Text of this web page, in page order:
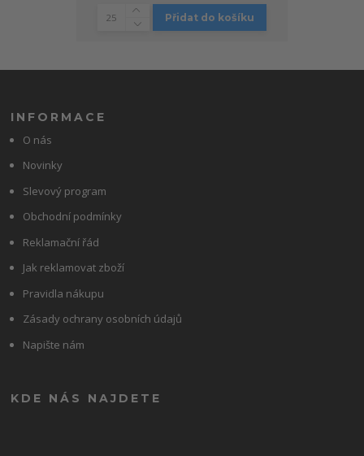
Přidat do košíku
INFORMACE
O nás
Novinky
Slevový program
Obchodní podmínky
Reklamační řád
Jak reklamovat zboží
Pravidla nákupu
Zásady ochrany osobních údajů
Napište nám
KDE NÁS NAJDETE